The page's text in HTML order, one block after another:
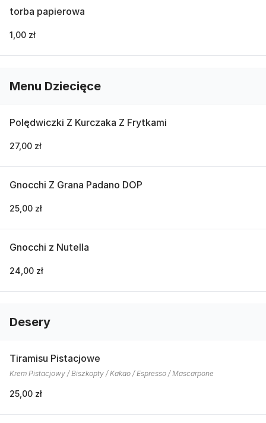
torba papierowa
1,00 zł
Menu Dziecięce
Polędwiczki Z Kurczaka Z Frytkami
27,00 zł
Gnocchi Z Grana Padano DOP
25,00 zł
Gnocchi z Nutella
24,00 zł
Desery
Tiramisu Pistacjowe
Krem Pistacjowy / Biszkopty / Kakao / Espresso / Mascarpone
25,00 zł